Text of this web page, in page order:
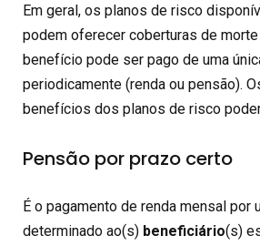
Em geral, os planos de risco
podem oferecer coberturas de
benefício pode ser pago de uma
periodicamente (renda ou pensão).
benefícios dos planos de risco
Pensão por prazo certo
É o pagamento de renda mensal por
determinado ao(s) beneficiário(s)